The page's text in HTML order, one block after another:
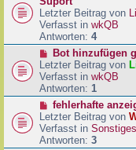
r
a
g
B
e
i
t
a
g
u
e
r
B
e
i
t
r
a
g
Letzter Beitrag von
Verfasst in wkQB
Antworten: 4
N
e
u
e
r
B
e
i
t
Bot hinzufügen
Letzter Beitrag von
Verfasst in wkQB
Antworten: 1
N
e
u
e
fehlerhafte
Letzter Beitrag von
Verfasst in Sonstiges
Antworten: 3